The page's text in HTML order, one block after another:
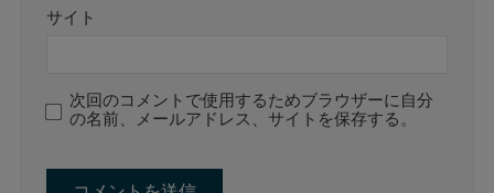
サイト
次回のコメントで使用するためブラウザーに自分
の名前、メールアドレス、サイトを保存する。